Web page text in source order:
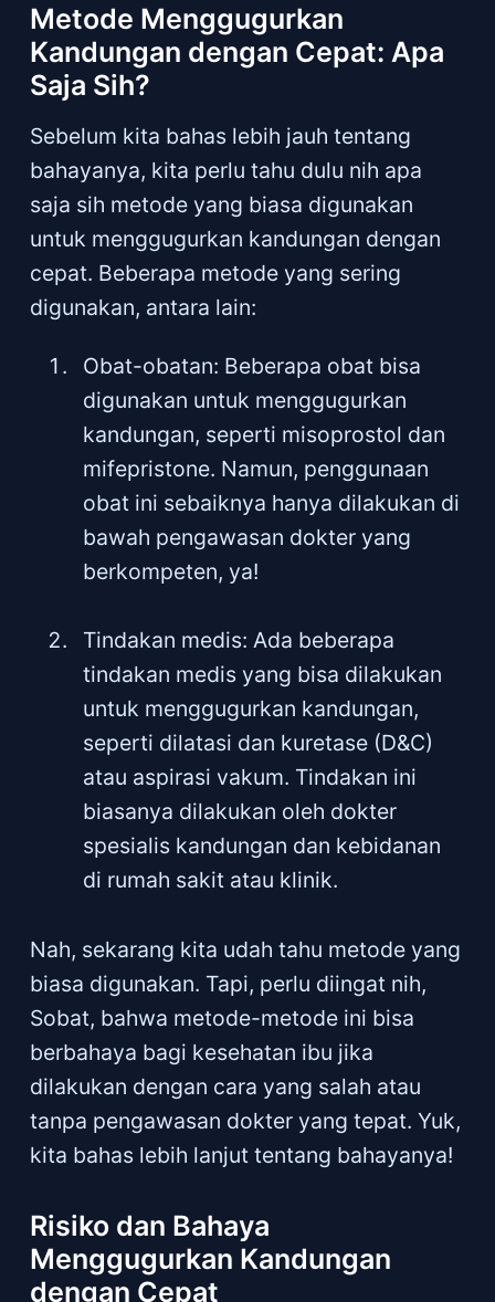
Metode Menggugurkan
Kandungan dengan Cepat: Apa
Saja Sih?
Sebelum kita bahas lebih jauh tentang
bahayanya, kita perlu tahu dulu nih apa
saja sih metode yang biasa digunakan
untuk menggugurkan kandungan dengan
cepat. Beberapa metode yang sering
digunakan, antara lain:
Obat-obatan: Beberapa obat bisa
digunakan untuk menggugurkan
kandungan, seperti misoprostol dan
mifepristone. Namun, penggunaan
obat ini sebaiknya hanya dilakukan di
bawah pengawasan dokter yang
berkompeten, ya!
Tindakan medis: Ada beberapa
tindakan medis yang bisa dilakukan
untuk menggugurkan kandungan,
seperti dilatasi dan kuretase (D&C)
atau aspirasi vakum. Tindakan ini
biasanya dilakukan oleh dokter
spesialis kandungan dan kebidanan
di rumah sakit atau klinik.
Nah, sekarang kita udah tahu metode yang
biasa digunakan. Tapi, perlu diingat nih,
Sobat, bahwa metode-metode ini bisa
berbahaya bagi kesehatan ibu jika
dilakukan dengan cara yang salah atau
tanpa pengawasan dokter yang tepat. Yuk,
kita bahas lebih lanjut tentang bahayanya!
Risiko dan Bahaya
Menggugurkan Kandungan
dengan Cepat